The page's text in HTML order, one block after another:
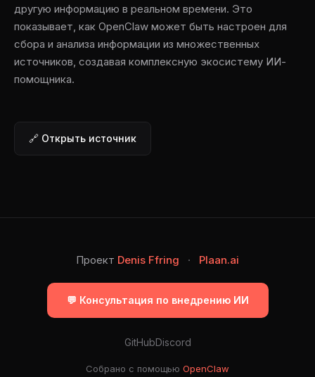
другую информацию в реальном времени. Это
показывает, как OpenClaw может быть настроен для
сбора и анализа информации из множественных
источников, создавая комплексную экосистему ИИ-
помощника.
🔗 Открыть источник
Проект Denis Ffring · Plaan.ai
💬 Консультация по внедрению ИИ
GitHubDiscord
Собрано с помощью OpenClaw